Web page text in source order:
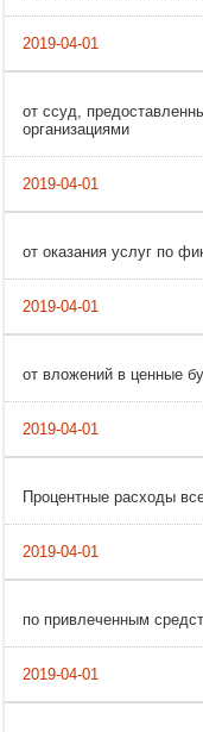
от ссуд,
организациями
от оказания услуг по
от вложений в ценные
Процентные расходы
по привлеченным